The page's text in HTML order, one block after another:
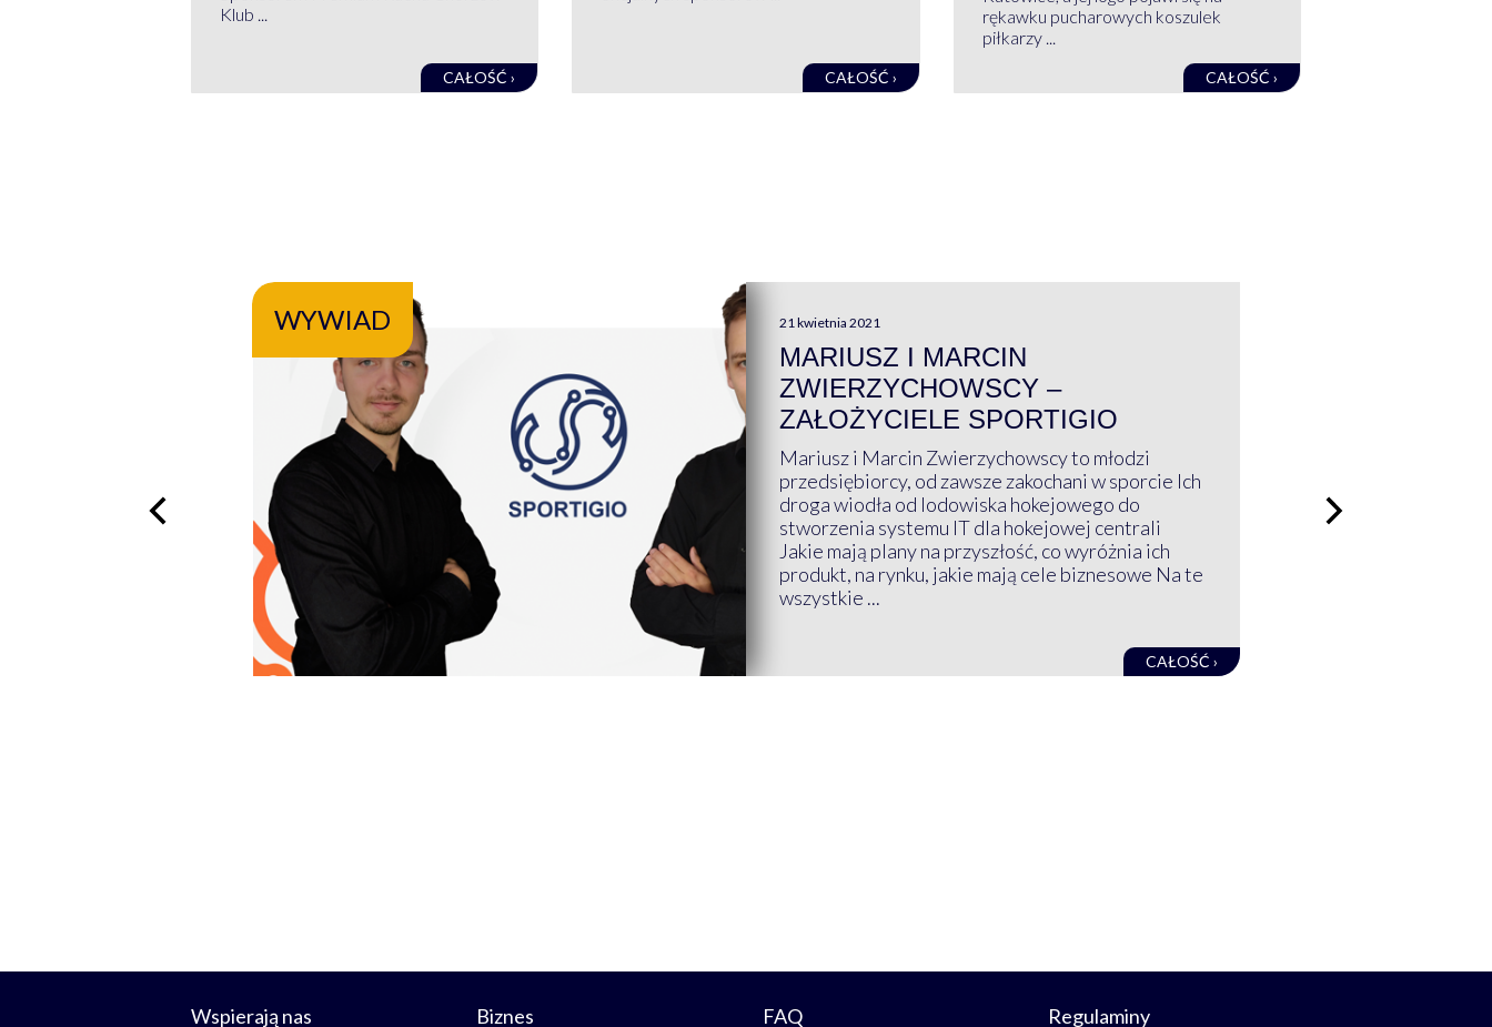
Klub ...
CAŁOŚĆ › CAŁOŚĆ ›
rękawku pucharowych koszulek
piłkarzy ...
CAŁOŚĆ ›
WYWIAD 21 kwietnia 2021
MARIUSZ I MARCIN
ZWIERZYCHOWSCY –
ZAŁOŻYCIELE SPORTIGIO
Mariusz i Marcin Zwierzychowscy to młodzi
przedsiębiorcy, od zawsze zakochani w sporcie Ich
droga wiodła od lodowiska hokejowego do
stworzenia systemu IT dla hokejowej centrali
Jakie mają plany na przyszłość, co wyróżnia ich
produkt, na rynku, jakie mają cele biznesowe Na te
wszystkie ...
CAŁOŚĆ ›
Wspierają nas Biznes FAQ Regulaminy